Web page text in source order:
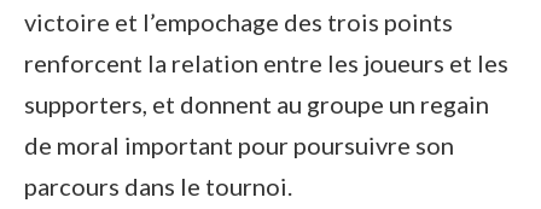
victoire et l’empochage des trois points
renforcent la relation entre les joueurs et les
supporters, et donnent au groupe un regain
de moral important pour poursuivre son
parcours dans le tournoi.